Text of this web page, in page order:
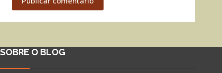
SOBRE O BLOG